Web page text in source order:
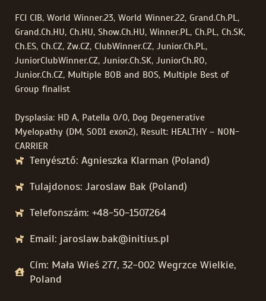
FCI CIB, World Winner.23, World Winner.22, Grand.Ch.PL,
Grand.Ch.HU, Ch.HU, Show.Ch.HU, Winner.PL, Ch.PL, Ch.SK,
Ch.ES, Ch.CZ, Zw.CZ, ClubWinner.CZ, Junior.Ch.PL,
JuniorClubWinner.CZ, Junior.Ch.SK, JuniorCh.RO,
Junior.Ch.CZ, Multiple BOB and BOS, Multiple Best of
Group finalist
Dysplasia: HD A, Patella 0/0, Dog Degenerative
Myelopathy (DM, SOD1 exon2), Result: HEALTHY – NON-
CARRIER
Tenyésztő: Agnieszka Klarman (Poland)
Tulajdonos: Jaroslaw Bak (Poland)
Telefonszám: +48-50-1507264
Email: jaroslaw.bak@initius.pl
Cím: Mała Wieś 277, 32-002 Wegrzce Wielkie,
Poland